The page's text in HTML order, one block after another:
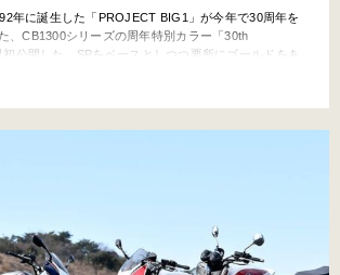
年に誕生した「PROJECT BIG1」が今年で30周年を
、CB1300シリーズの周年特別カラー「30th
公開した。SPをベースとしつつ要所にゴールドをあ
満載の1台だ。 ●文:ヤングマシン編集部(ヨ) SNSで先